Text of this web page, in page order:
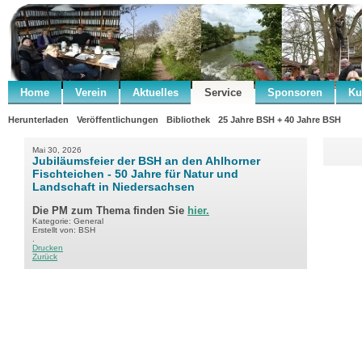
Home Verein Aktuelles Service Sponsoren
Herunterladen Veröffentlichungen Bibliothek 25 Jahre BSH + 40 Jahre BSH
Mai 30, 2026
Jubiläumsfeier der BSH an den Ahlhorner
Fischteichen - 50 Jahre für Natur und
Landschaft in Niedersachsen
Die PM zum Thema finden Sie hier.
Kategorie: General
Erstellt von: BSH
Drucken
Zurück